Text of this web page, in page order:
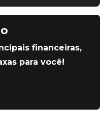
financeiras,
para você!